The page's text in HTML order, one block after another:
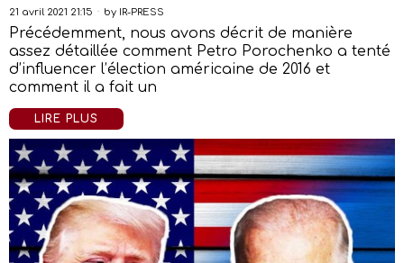
21 avril 2021 21:15 by IR-PRESS
Précédemment, nous avons décrit de manière
assez détaillée comment Petro Porochenko a tenté
d’influencer l’élection américaine de 2016 et
comment il a fait un
LIRE PLUS